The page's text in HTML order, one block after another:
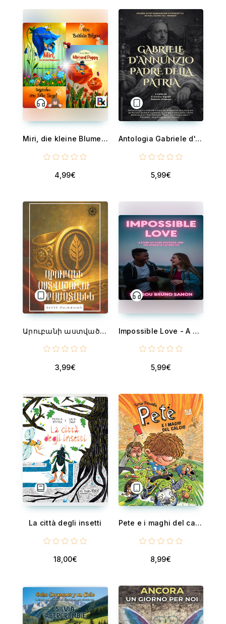
Miri, die kleine Blumenelfe/Miri und Poppy
4,99€
Antologia Gabriele d'Annunzio Padre della Patria
5,99€
Արուբանի աստվածուհու կնքամատանին - The Signet Ring of the Goddess Arubani
3,99€
Impossible Love - A Story of Hope, Distance, and the Power of Letting Go
5,99€
La città degli insetti
18,00€
Pete e i maghi del calcio
8,99€